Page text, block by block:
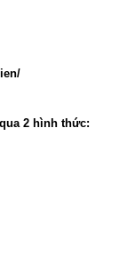
2 hình thức: